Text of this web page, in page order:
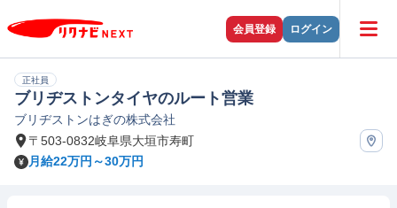
会員登録 ログイン
正社員
ブリヂストンタイヤのルート営業
ブリヂストンはぎの株式会社
〒503-0832岐阜県大垣市寿町
月給22万円～30万円